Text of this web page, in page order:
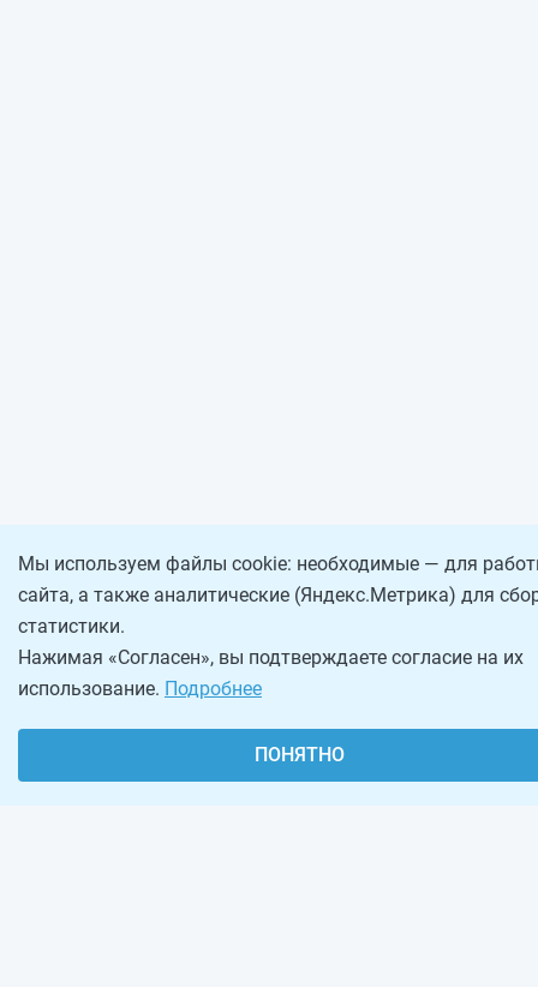
Мы используем файлы cookie: необходимые — для
сайта, а также аналитические (Яндекс.Метрика) для
статистики.
Нажимая «Согласен», вы подтверждаете согласие на их
использование. Подробнее
ПОНЯТНО